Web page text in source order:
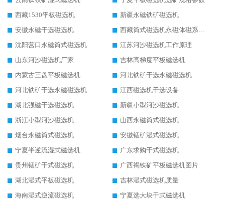
西藏1530平板磁选机
新疆永磁铁矿磁选机
安徽永磁干选磁选机
西藏筒式磁选机永磁体磁系设计
沈阳营口永磁筒式磁选机
江苏河沙磁选机工作原理
山东河沙磁选机厂家
吉林高梯度平板磁选机
内蒙古三盘平板磁选机
河北铁矿干选永磁磁选机
河北铁矿干选永磁磁选机
江西磁选机干选设备
湖北强磁干选磁选机
新疆小型河沙磁选机
浙江小型河沙磁选机
山西永磁筒式磁选机
烟台永磁筒式磁选机
安徽锰矿湿式磁选机
宁夏半逆流湿式磁选机
广东求购干式磁选机
贵州锰矿干式磁选机
广西褐铁矿平板磁选机图片
湖北湿式平板磁选机
吉林湿式磁选机质量
海南湿式逆流磁选机
宁夏选大块干式磁选机